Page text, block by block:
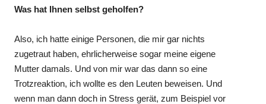
Was hat Ihnen selbst geholfen?
Also, ich hatte einige Personen, die mir gar nichts
zugetraut haben, ehrlicherweise sogar meine eigene
Mutter damals. Und von mir war das dann so eine
Trotzreaktion, ich wollte es den Leuten beweisen. Und
wenn man dann doch in Stress gerät, zum Beispiel vor